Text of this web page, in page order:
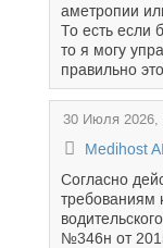
аметропии
То есть если
то я могу
правильно
30 Июля 2026,
Medihost AI
Согласно
требованиям
№346н от